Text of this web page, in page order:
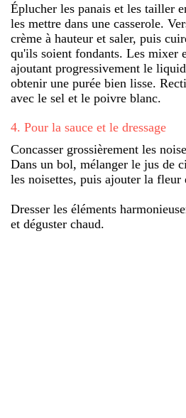
Éplucher les panais et les tailler
les mettre dans une casserole.
crème à hauteur et saler, puis
qu'ils soient fondants. Les mixer
ajoutant progressivement le
obtenir une purée bien lisse.
avec le sel et le poivre blanc.
4. Pour la sauce et le dressage
Concasser grossièrement les
Dans un bol, mélanger le jus de
les noisettes, puis ajouter la fleur
Dresser les éléments
et déguster chaud.